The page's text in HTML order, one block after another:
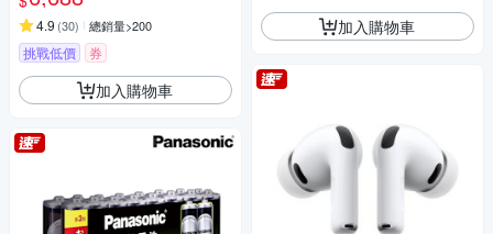
4.9 (30) 總銷量>200
挑戰低價 券
加入購物車
加入購物車